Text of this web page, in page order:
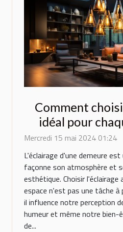
Comment
idéal pour
votre maison
pratiques et
Mercredi 15 mai 2024 01:24
L'éclairage d'une demeure
façonne son atmosphère et
esthétique. Choisir l'éclairage
espace n'est pas une tâche à
il influence notre perception
humeur et même notre bien-
de...